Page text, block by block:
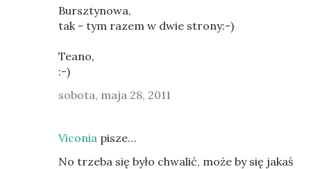
Bursztynowa,
tak - tym razem w dwie strony:-)
Teano,
:-)
sobota, maja 28, 2011
Viconia pisze…
No trzeba się było chwalić, może by się jakaś